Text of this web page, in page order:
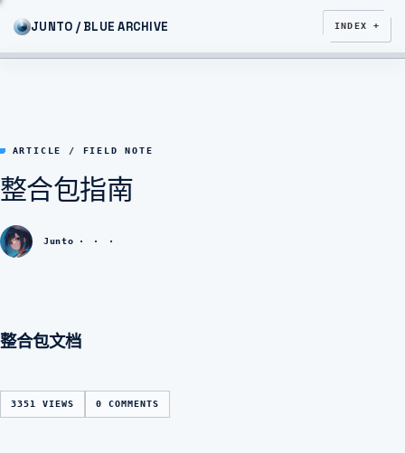
JUNTO / BLUE ARCHIVE INDEX +
ARTICLE / FIELD NOTE
整合包指南
Junto
整合包文档
3351 VIEWS 0 COMMENTS